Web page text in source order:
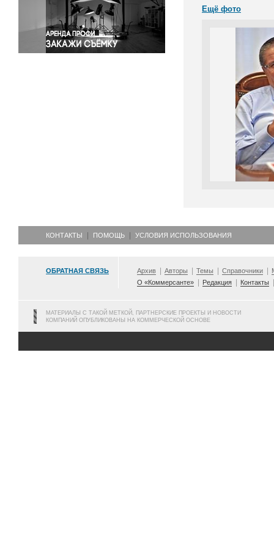
Экология
Экономика и бизнес
Ещё фото
КОНТАКТЫ ПОМОЩЬ УСЛОВИЯ ИСПОЛЬЗОВАНИЯ
ОБРАТНАЯ СВЯЗЬ Архив Авторы Темы Справочники
О «Коммерсанте»
Редакция Контакты
МАТЕРИАЛЫ С ТАКОЙ МЕТКОЙ, ПАРТНЕРСКИЕ ПРОЕКТЫ И НОВОСТИ
КОМПАНИЙ ОПУБЛИКОВАНЫ НА КОММЕРЧЕСКОЙ ОСНОВЕ